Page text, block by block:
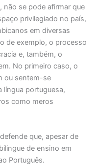
não se pode afirmar que
privilegiado no país,
em diversas
de exemplo, o processo
e, também, o
No primeiro caso, o
ou sentem-se
língua portuguesa,
como meros
que, apesar de
de ensino em
Português.